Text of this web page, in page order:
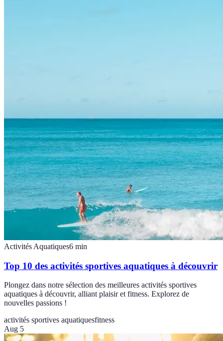
Activités Aquatiques6 min
Top 10 des activités sportives aquatiques à découvrir
Plongez dans notre sélection des meilleures activités sportives
aquatiques à découvrir, alliant plaisir et fitness. Explorez de
nouvelles passions !
activités sportives aquatiquesfitness
Aug 5